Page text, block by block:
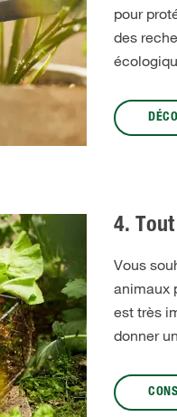
pour
des
4.
Vous
animaux
est très
donner